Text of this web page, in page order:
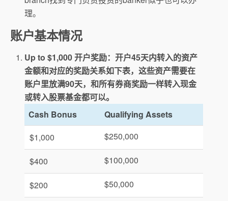
理。
账户基本情况
Up to $1,000 开户奖励：开户45天内转入的资产
金额和对应的奖励关系如下表，这些资产需要在
账户里放满90天，和所有券商奖励一样转入现金
或转入股票基金都可以。
Cash Bonus
Qualifying Assets
$1,000
$250,000
$400 $100,000
$200 $50,000